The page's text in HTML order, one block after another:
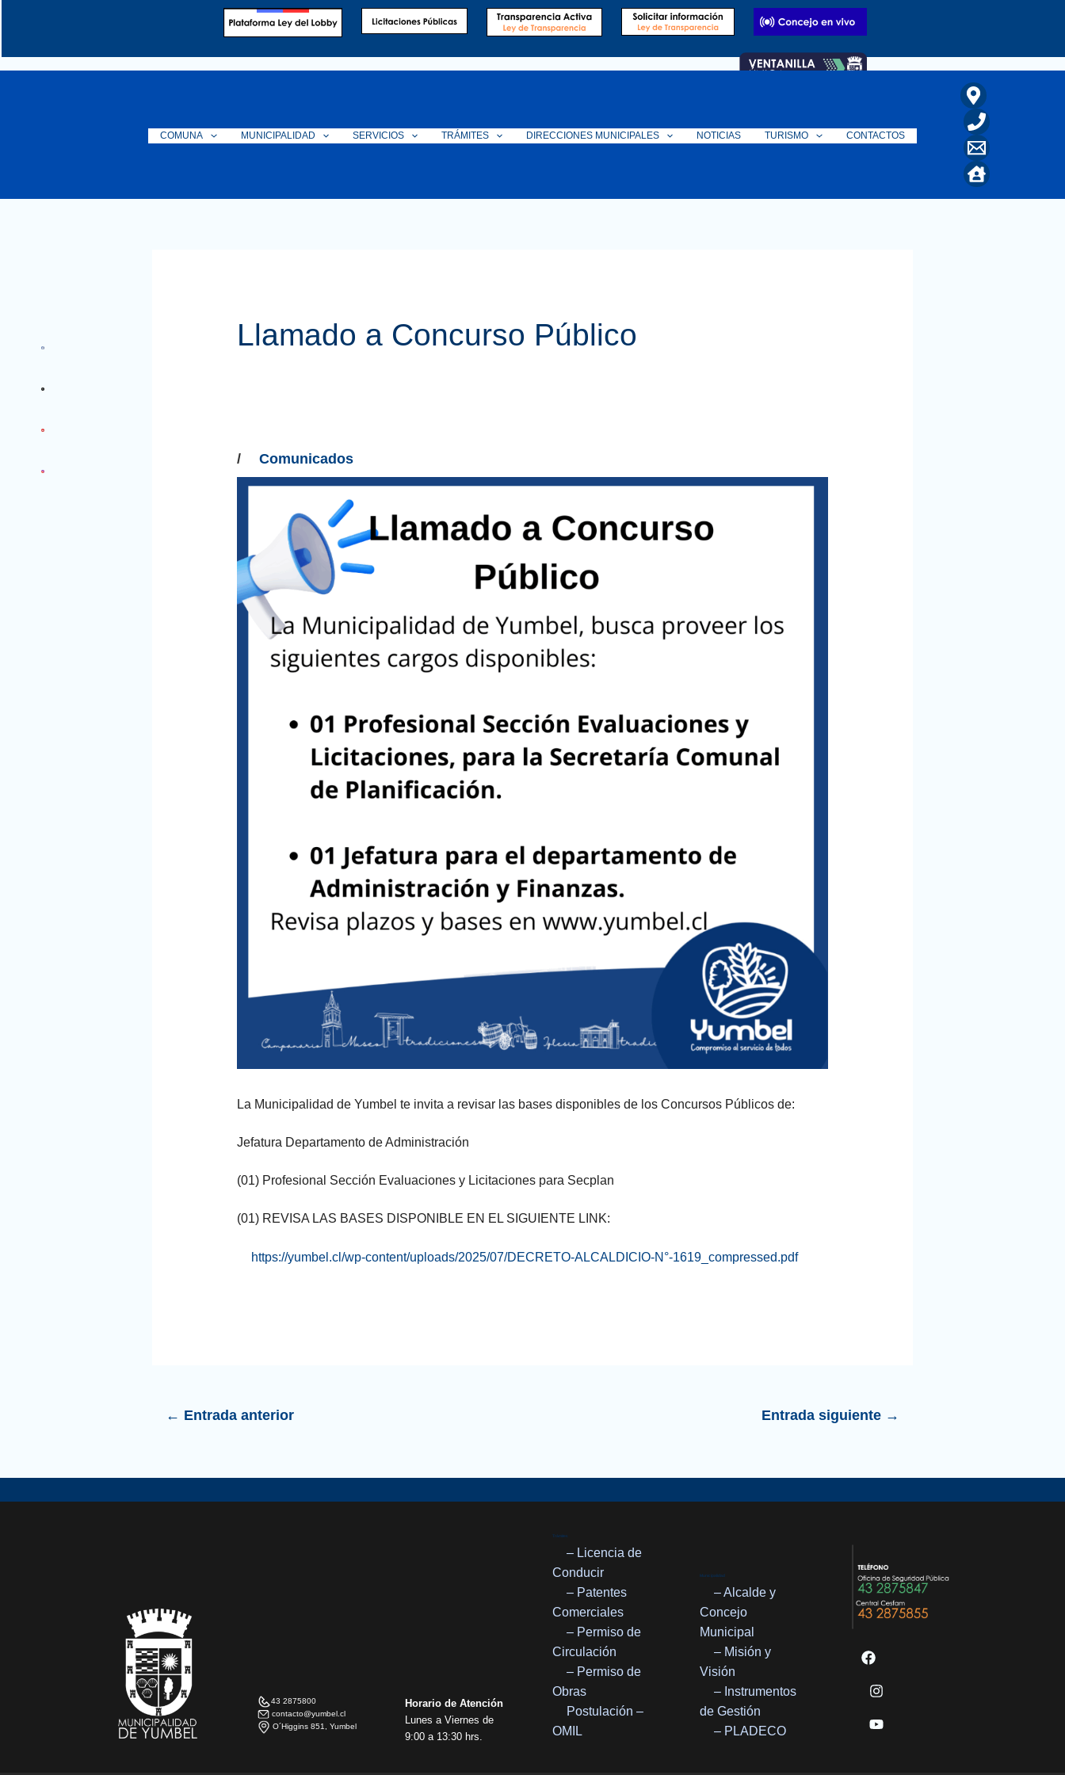
COMUNA MUNICIPALIDAD SERVICIOS TRÁMITES DIRECCIONES MUNICIPALES NOTICIAS TURISMO CONTACTOS
Llamado a Concurso Público
/ Comunicados
La Municipalidad de Yumbel te invita a revisar las bases disponibles de los Concursos Públicos de:
Jefatura Departamento de Administración
(01) Profesional Sección Evaluaciones y Licitaciones para Secplan
(01) REVISA LAS BASES DISPONIBLE EN EL SIGUIENTE LINK:
https://yumbel.cl/wp-content/uploads/2025/07/DECRETO-ALCALDICIO-N°-1619_compressed.pdf
← Entrada anterior Entrada siguiente →
43 2875800
contacto@yumbel.cl
O´Higgins 851, Yumbel
Horario de Atención
Lunes a Viernes de
9:00 a 13:30 hrs.
Trámites
– Licencia de
Conducir
– Patentes
Comerciales
– Permiso de
Circulación
– Permiso de
Obras
Postulación –
OMIL
Municipalidad
– Alcalde y
Concejo
Municipal
– Misión y
Visión
– Instrumentos
de Gestión
– PLADECO